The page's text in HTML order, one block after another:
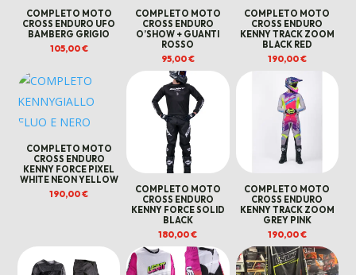
COMPLETO MOTO
CROSS ENDURO UFO
BAMBERG GRIGIO
105,00€
COMPLETO MOTO
CROSS ENDURO
O’SHOW + GUANTI
ROSSO
95,00€
COMPLETO MOTO
CROSS ENDURO
KENNY TRACK ZOOM
BLACK RED
190,00€
COMPLETO MOTO
CROSS ENDURO
KENNY FORCE PIXEL
WHITE NEON YELLOW
190,00€
COMPLETO MOTO
CROSS ENDURO
KENNY FORCE SOLID
BLACK
180,00€
COMPLETO MOTO
CROSS ENDURO
KENNY TRACK ZOOM
GREY PINK
190,00€